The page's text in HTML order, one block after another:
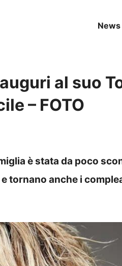
News
al suo
– FOTO
è stata da poco
tornano anche i